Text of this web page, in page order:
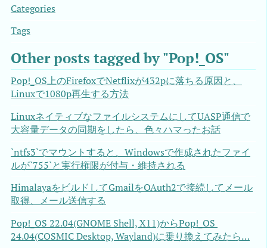
Categories
Tags
Other posts tagged by "Pop!_OS"
Pop!_OS上のFirefoxでNetflixが432pに落ちる原因と、
Linuxで1080p再生する方法
LinuxネイティブなファイルシステムにしてUASP通信で
大容量データの同期をしたら、色々ハマったお話
`ntfs3`でマウントすると、Windowsで作成されたファイ
ルが`755`と実行権限が付与・維持される
HimalayaをビルドしてGmailをOAuth2で接続してメール
取得、メール送信する
Pop!_OS 22.04(GNOME Shell, X11)からPop!_OS
24.04(COSMIC Desktop, Wayland)に乗り換えてみたら…